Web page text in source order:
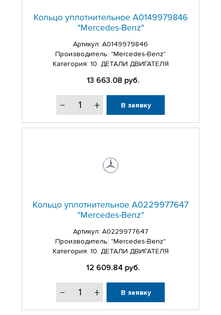
Кольцо уплотнительное A0149979846
"Mercedes-Benz"
Артикул: A0149979846
Производитель: "Mercedes-Benz"
Категория: 10. ДЕТАЛИ ДВИГАТЕЛЯ
13 663.08 руб.
В заявку
Кольцо уплотнительное A0229977647
"Mercedes-Benz"
Артикул: A0229977647
Производитель: "Mercedes-Benz"
Категория: 10. ДЕТАЛИ ДВИГАТЕЛЯ
12 609.84 руб.
В заявку